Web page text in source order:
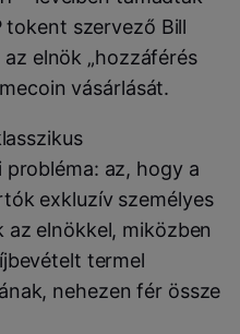
tokent szervező Bill
elnök „hozzáférés
vásárlását.
az, hogy a
exkluzív személyes
elnökkel, miközben
termel
nehezen fér össze